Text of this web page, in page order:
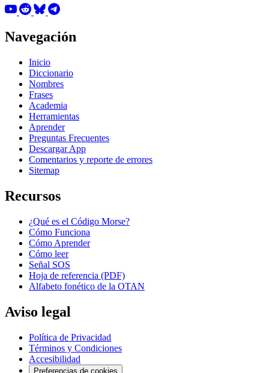
Navegación
Inicio
Diccionario
Nombres
Frases
Academia
Herramientas
Aprender
Preguntas Frecuentes
Descargar App
Comentarios y reporte de errores
Sitemap
Recursos
¿Qué es el Código Morse?
Cómo Funciona
Cómo Aprender
Cómo leer
Señal SOS
Hoja de referencia (PDF)
Alfabeto fonético de la OTAN
Aviso legal
Política de Privacidad
Términos y Condiciones
Accesibilidad
Preferencias de cookies